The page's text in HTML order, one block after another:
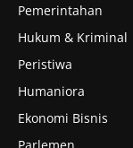
Pemerintahan
Hukum & Kriminal
Peristiwa
Humaniora
Ekonomi Bisnis